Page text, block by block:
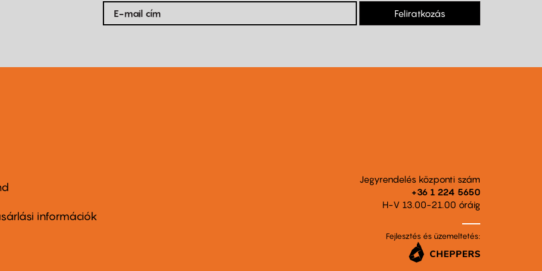
Feliratkozás
információk
Jegyrendelés központi szám
+36 1 224 5650
H-V 13.00-21.00 óráig
Fejlesztés és üzemeltetés: